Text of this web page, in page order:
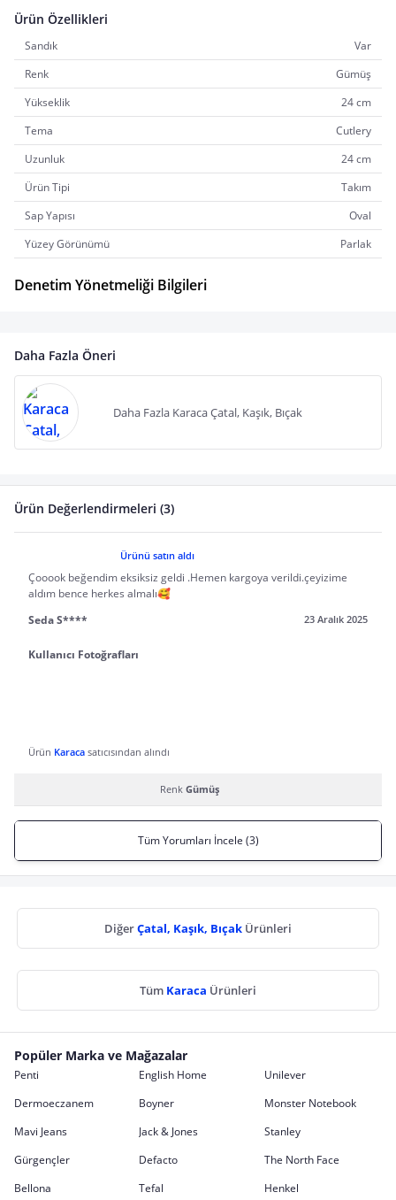
Ürün Özellikleri
Sandık
Var
Renk
Gümüş
Yükseklik
24 cm
Tema
Cutlery
Uzunluk
24 cm
Ürün Tipi
Takım
Sap Yapısı
Oval
Yüzey Görünümü
Parlak
Denetim Yönetmeliği Bilgileri
Daha Fazla Öneri
Daha Fazla Karaca Çatal, Kaşık, Bıçak
Ürün Değerlendirmeleri (3)
Ürünü satın aldı
Çooook beğendim eksiksiz geldi .Hemen kargoya verildi.çeyizime
aldım bence herkes almalı🥰
Seda S****
23 Aralık 2025
Kullanıcı Fotoğrafları
Ürün Karaca satıcısından alındı
Renk Gümüş
Tüm Yorumları İncele (3)
DiğerÇatal, Kaşık, Bıçak Ürünleri
Tüm Karaca Ürünleri
Popüler Marka ve Mağazalar
Penti English Home
Unilever
Dermoeczanem
Boyner
Monster Notebook
Mavi Jeans
Jack & Jones
Stanley
Gürgençler
Defacto
The North Face
Bellona
Tefal Henkel